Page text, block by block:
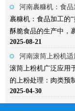
时，设备配备的压辊
并去除多余粉料，使
应用范围广泛，特别
工。例如，在肉类加
食品裹上一层湿润的
汁。在水产加工领域
置、滚筒及振动装置
异物。按照正确的开
关，再开启入料开关
控制粉料的投放量，
同时，应定期观察上
在设备运行过程中将
生意外。工作结束后
滚筒和振动装置，清
河南裹糠机：食
裹糠机：食品加工的
酥脆食品的生产中，
它通过机械化的精 准
糠或面粉，赋予食物
机的核心原理是“三
附面糊，随后进入裹
使面包糠均匀粘附；
外衣”的塑造。其优
2025-08-21
河南滚筒上粉机
滚筒上粉机广泛应用
的上粉处理：肉类预
块、鱼块、琵琶腿、
通过裹粉增加产品的
2025-04-30